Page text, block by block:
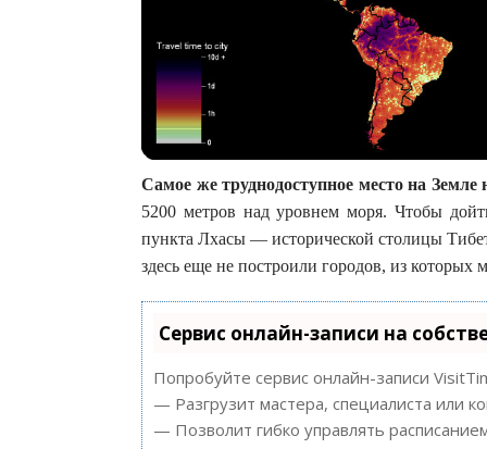
Самое же труднодоступное место на Земле
5200 метров над уровнем моря. Чтобы
пункта Лхасы — исторической столицы
здесь еще не построили городов, из
Сервис онлайн-записи на
Попробуйте сервис онлайн-записи
— Разгрузит мастера, специалиста или
— Позволит гибко управлять